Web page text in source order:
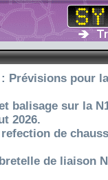
Prévisions pour
balisage sur la
2026.
de
de liaison